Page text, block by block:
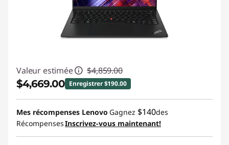
Valeur estimée $4,859.00
$4,669.00 Enregistrer $190.00
Économies instantanées :-$190.00
Promo price: Max 5 units per order
Mes récompenses Lenovo Gagnez $140des
RécompensesInscrivez-vous maintenant!